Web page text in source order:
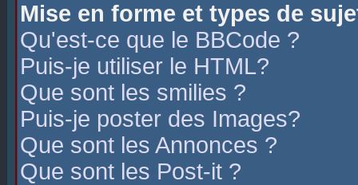
Mise en forme et types de
Qu'est-ce que le BBCode ?
Puis-je utiliser le HTML?
Que sont les smilies ?
Puis-je poster des Images?
Que sont les Annonces ?
Que sont les Post-it ?